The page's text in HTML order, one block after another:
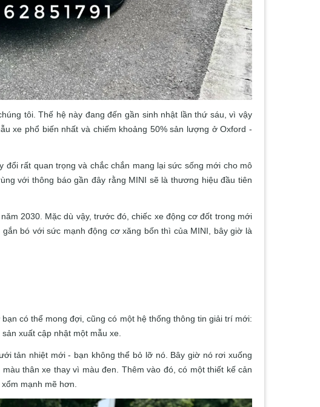
tôi.Thế hệ này đang đến gần sinh nhật lần thứ sáu, vì vậy
xe phổ biến nhất và chiếm khoảng 50% sản lượng ở Oxford -
rất quan trọng và chắc chắn mang lại sức sống mới cho mô
với thông báo gần đây rằng MINI sẽ là thương hiệu đầu tiên
2030. Mặc dù vậy, trước đó, chiếc xe động cơ đốt trong mới
bó với sức mạnh động cơ xăng bốn thì của MINI, bây giờ là
có thể mong đợi, cũng có một hệ thống thông tin giải trí mới:
xuất cập nhật một mẫu xe.
tản nhiệt mới - bạn không thể bỏ lỡ nó. Bây giờ nó rơi xuống
thân xe thay vì màu đen. Thêm vào đó, có một thiết kế cản
mạnh mẽ hơn.